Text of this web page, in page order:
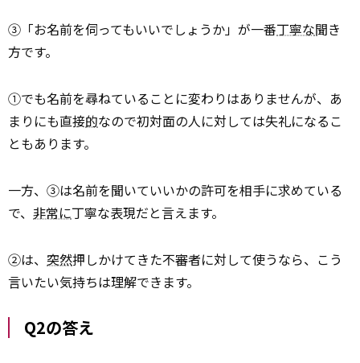
③「お名前を伺ってもいいでしょうか」が一番丁寧な聞き
方です。
①でも名前を尋ねていることに変わりはありませんが、あ
まりにも直接的なので初対面の人に対しては失礼になるこ
ともあります。
一方、③は名前を聞いていいかの許可を相手に求めている
で、 非常に丁寧な表現だと言えます。
②は、 突然押しかけてきた不審者に対して使うなら、こう
言いたい気持ちは理解できます。
Q2の答え